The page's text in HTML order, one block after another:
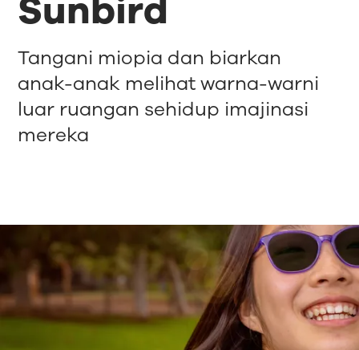
Sunbird
Tangani miopia dan biarkan
anak-anak melihat warna-warni
luar ruangan sehidup imajinasi
mereka